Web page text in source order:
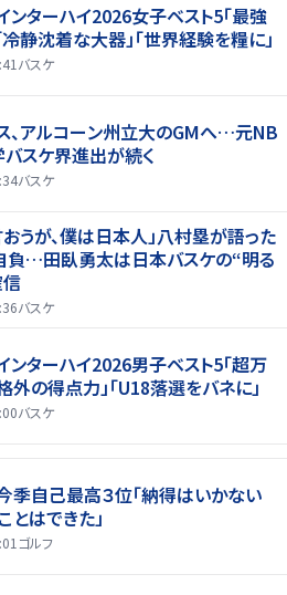
ンターハイ2026女子ベスト5「最強
冷静沈着な大器」「世界経験を糧に」
バスケ
、アルコーン州立大のGMへ…元NB
スケ界進出が続く
バスケ
うが、僕は日本人」八村塁が語った
負…田臥勇太は日本バスケの“明る
バスケ
ンターハイ2026男子ベスト5「超万
外の得点力」「U18落選をバネに」
バスケ
季自己最高３位「納得はいかない
とはできた」
ゴルフ